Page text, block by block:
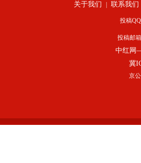
关于我们 联系我们
投稿
投稿邮
中红网
冀
京